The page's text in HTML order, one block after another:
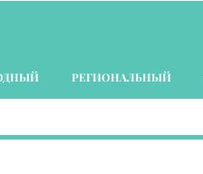
РЕГИОНАЛЬНЫЙ